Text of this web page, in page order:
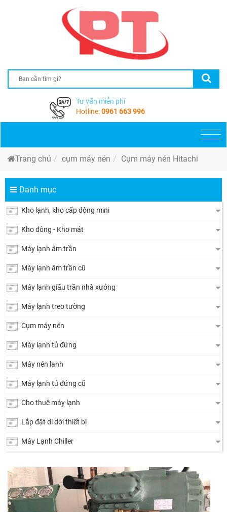
Tư vấn miễn phí
Hotline:0961 663 996
Trang chủ cụm máy nén Cụm máy nén Hitachi
Danh mục
Kho lạnh, kho cấp đông mini
Kho đông - Kho mát
Máy lạnh âm trần
Máy lạnh âm trần cũ
Máy lạnh giấu trần nhà xưởng
Máy lạnh treo tường
Cụm máy nén
Máy lạnh tủ đứng
Máy nén lạnh
Máy lạnh tủ đứng cũ
Cho thuê máy lạnh
Lắp đặt di dời thiết bị
Máy Lạnh Chiller